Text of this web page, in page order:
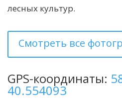
лесных культур.
Смотреть все
GPS-координаты:
40.554093